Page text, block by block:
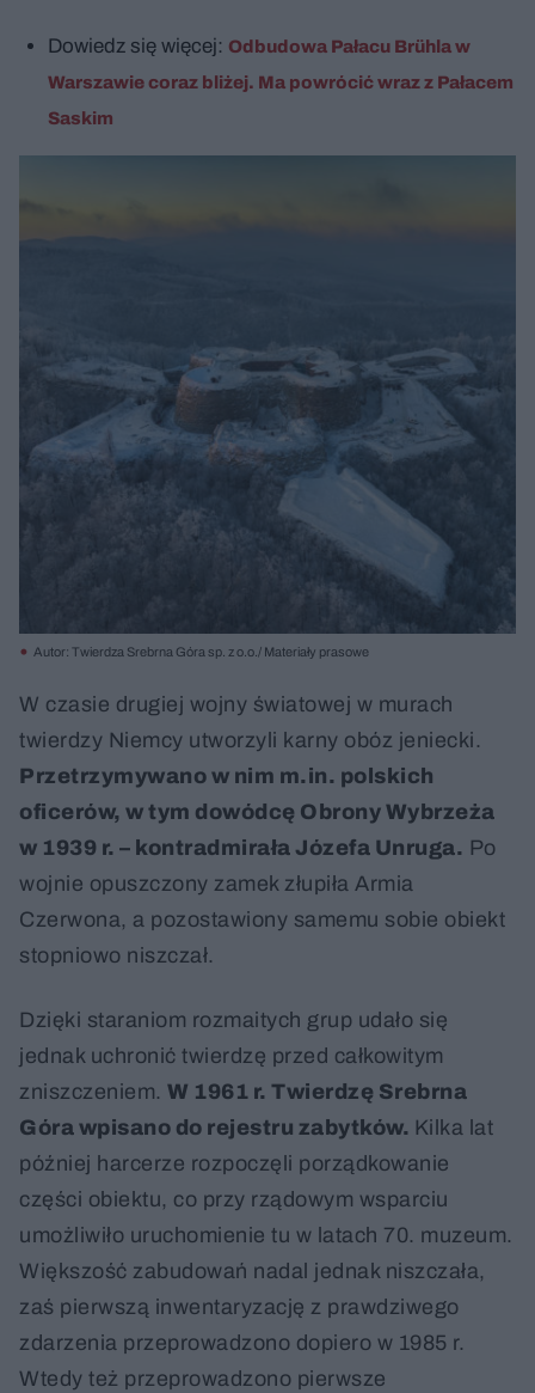
Dowiedz się więcej: Odbudowa Pałacu Brühla w
Warszawie coraz bliżej. Ma powrócić wraz z Pałacem
Saskim
Autor: Twierdza Srebrna Góra sp. z o.o./ Materiały prasowe
W czasie drugiej wojny światowej w murach
twierdzy Niemcy utworzyli karny obóz jeniecki.
Przetrzymywano w nim m.in. polskich
oficerów, w tym dowódcę Obrony Wybrzeża
w 1939 r. – kontradmirała Józefa Unruga. Po
wojnie opuszczony zamek złupiła Armia
Czerwona, a pozostawiony samemu sobie obiekt
stopniowo niszczał.
Dzięki staraniom rozmaitych grup udało się
jednak uchronić twierdzę przed całkowitym
zniszczeniem. W 1961 r. Twierdzę Srebrna
Góra wpisano do rejestru zabytków. Kilka lat
później harcerze rozpoczęli porządkowanie
części obiektu, co przy rządowym wsparciu
umożliwiło uruchomienie tu w latach 70. muzeum.
Większość zabudowań nadal jednak niszczała,
zaś pierwszą inwentaryzację z prawdziwego
zdarzenia przeprowadzono dopiero w 1985 r.
Wtedy też przeprowadzono pierwsze